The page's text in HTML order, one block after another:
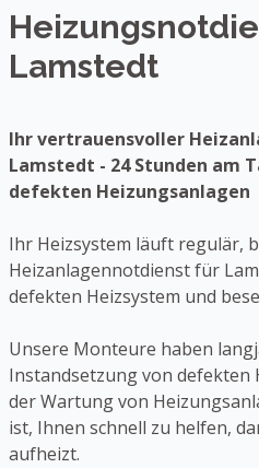
Lamstedt
Ihr vertrauensvoller
Lamstedt - 24 Stunden am
defekten Heizungsanlagen
Ihr Heizsystem läuft regulär,
Heizanlagennotdienst für
defekten Heizsystem und
Unsere Monteure haben
Instandsetzung von defekten
der Wartung von
ist, Ihnen schnell zu helfen,
aufheizt.